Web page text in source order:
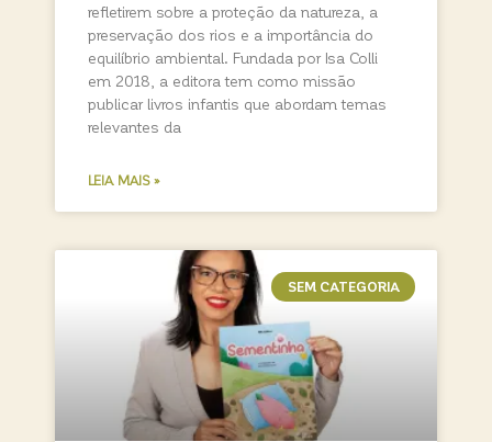
refletirem sobre a proteção da natureza, a
preservação dos rios e a importância do
equilíbrio ambiental. Fundada por Isa Colli
em 2018, a editora tem como missão
publicar livros infantis que abordam temas
relevantes da
LEIA MAIS »
SEM CATEGORIA